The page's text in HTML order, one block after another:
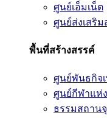
ศูนย์เอ็มเน็ต
ศูนย์ส่งเสริ
พื้นที่สร้างสรรค์
ศูนย์พันธกิจ
ศูนย์กีฬาแห่
ธรรมสถาน